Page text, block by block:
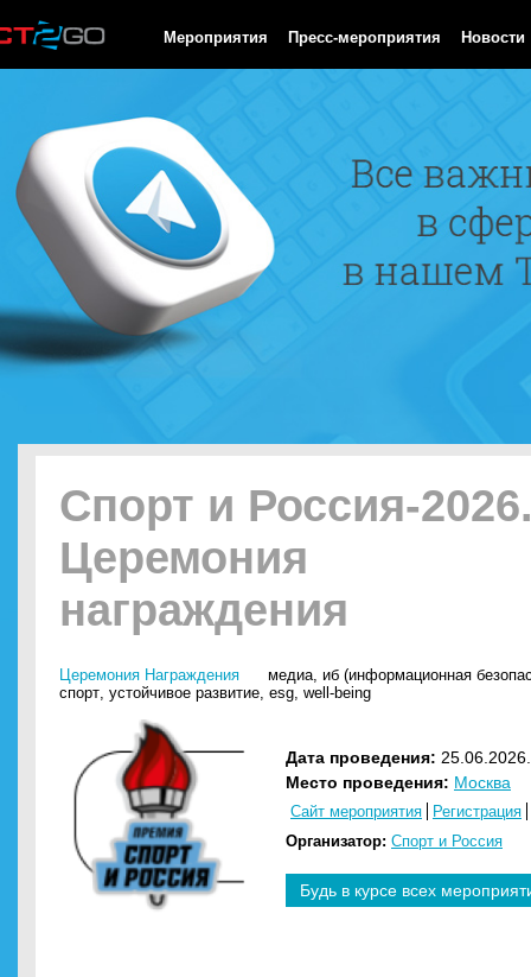
Мероприятия Пресс-мероприятия Новости
Спорт и Россия-
Церемония
награждения
Церемония Награждения медиа, иб (информационная
спорт, устойчивое развитие, esg, well-being
Дата проведения:
Место проведения: Москва
Сайт мероприятия
Регистрация
Организатор: Спорт и Россия
Будь в курсе всех